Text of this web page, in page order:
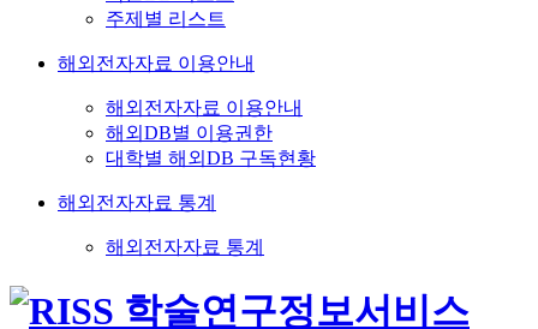
주제별 리스트
해외전자자료 이용안내
해외전자자료 이용안내
해외DB별 이용권한
대학별 해외DB 구독현황
해외전자자료 통계
해외전자자료 통계